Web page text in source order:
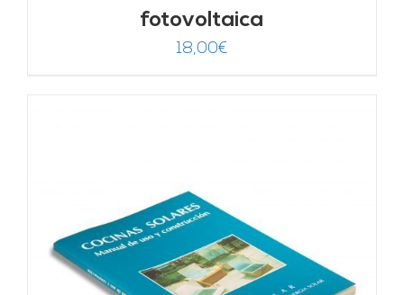
fotovoltaica
18,00€